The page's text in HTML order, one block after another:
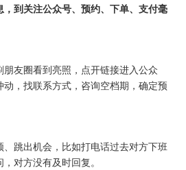
到关注公众号、预约、下单、支付毫
朋友圈看到亮照，点开链接进入公众
，找联系方式，咨询空档期，确定预
跳出机会，比如打电话过去对方下班
对方没有及时回复。